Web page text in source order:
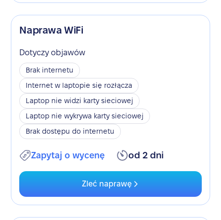
Naprawa WiFi
Dotyczy objawów
Brak internetu
Internet w laptopie się rozłącza
Laptop nie widzi karty sieciowej
Laptop nie wykrywa karty sieciowej
Brak dostępu do internetu
Zapytaj o wycenę od 2 dni
Zleć naprawę